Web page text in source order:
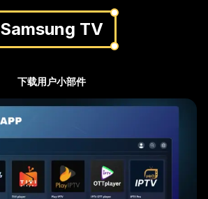
Samsung TV
下载用户小部件